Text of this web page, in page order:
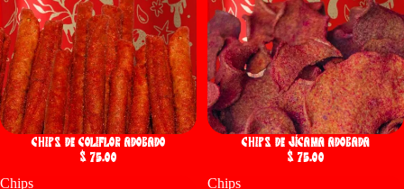
Chips de Coliflor Adobado
$ 75.00
Chips de Jícama Adobada
$ 75.00
Chips
Chips